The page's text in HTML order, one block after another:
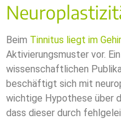
Beim Tinnitus liegt im
Aktivierungsmuster vor.
wissenschaftlichen
beschäftigt sich mit
wichtige Hypothese über
dass dieser durch